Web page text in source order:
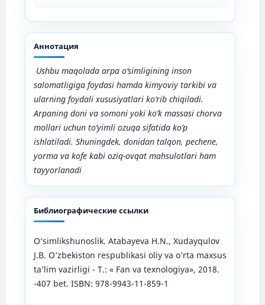
Аннотация
Ushbu maqolada arpa o‘simligining inson
salomatligiga foydasi hamda kimyoviy tarkibi va
ularning foydali xususiyatlari ko‘rib chiqiladi.
Arpaning doni va somoni yoki ko’k massasi chorva
mollari uchun to’yimli ozuqa sifatida ko’p
ishlatiladi. Shuningdek, donidan talqon, pechene,
yorma va kofe kabi oziq-ovqat mahsulotlari ham
tayyorlanadi
Библиографические ссылки
O’simlikshunoslik. Atabayeva H.N., Xudayqulov
J.B. O’zbekiston respublikasi oliy va o’rta maxsus
ta’lim vazirligi - Т.: « Fan va texnologiya», 2018.
-407 bet. ISBN: 978-9943-11-859-1